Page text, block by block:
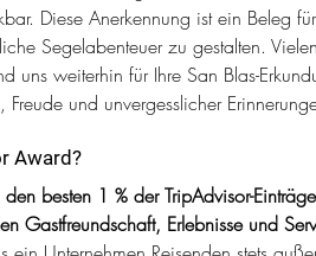
Diese Anerkennung ist ein Beleg
Segelabenteuer zu gestalten.
uns weiterhin für Ihre San Blas-
Freude und unvergesslicher
Award?
besten 1 % der TripAdvisor-
Gastfreundschaft, Erlebnisse und